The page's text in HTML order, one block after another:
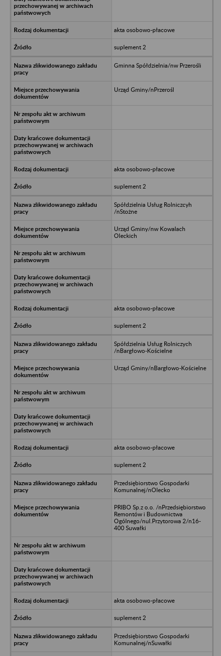
akta osobowo-płacowe
suplement 2
Gminna Spółdzielnia/nw Przerośli
Urząd Gminy/nPrzerośl
akta osobowo-płacowe
suplement 2
Spółdzielnia Usług Rolniczcyh
/nStożne
Urząd Gminy/nw Kowalach
Oleckich
akta osobowo-płacowe
suplement 2
Spółdzielnia Usług Rolniczych
/nBargłowo-Kościelne
Urząd Gminy/nBargłowo-Kościelne
akta osobowo-płacowe
suplement 2
Przedsiębiorstwo Gospodarki
Komunalnej/nOlecko
PRIBO Sp.z o.o. /nPrzedsiębiorstwo
Remontów i Budownictwa
Ogólnego/nul.Przytorowa 2/n16-
400 Suwałki
akta osobowo-płacowe
suplement 2
Przedsiębiorstwo Gospodarki
Komunalnej/nSuwałki